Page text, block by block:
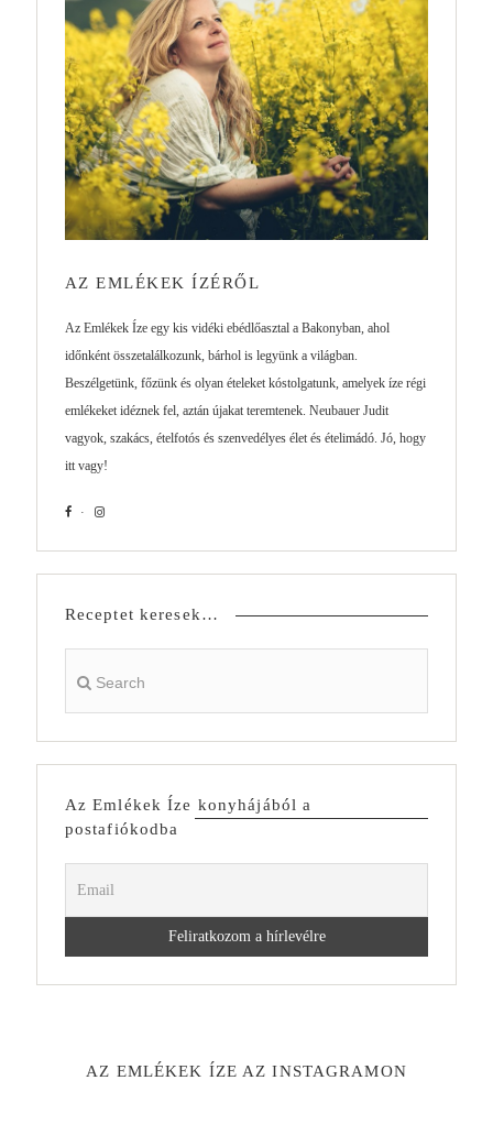
AZ EMLÉKEK ÍZÉRŐL
Az Emlékek Íze egy kis vidéki ebédlőasztal a Bakonyban, ahol
időnként összetalálkozunk, bárhol is legyünk a világban.
Beszélgetünk, főzünk és olyan ételeket kóstolgatunk, amelyek íze régi
emlékeket idéznek fel, aztán újakat teremtenek. Neubauer Judit
vagyok, szakács, ételfotós és szenvedélyes élet és ételimádó. Jó, hogy
itt vagy!
Receptet keresek…
Az Emlékek Íze konyhájából a
postafiókodba
AZ EMLÉKEK ÍZE AZ INSTAGRAMON